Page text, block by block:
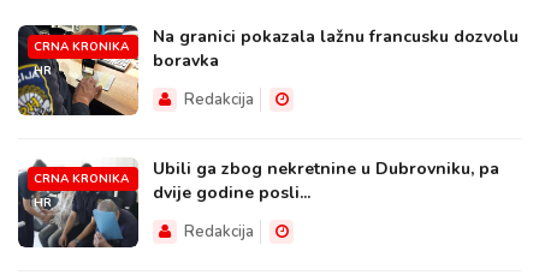
CRNA KRONIKA
HR
Na granici pokazala lažnu francusku dozvolu
boravka
Redakcija
CRNA KRONIKA
HR
Ubili ga zbog nekretnine u Dubrovniku, pa
dvije godine posli...
Redakcija